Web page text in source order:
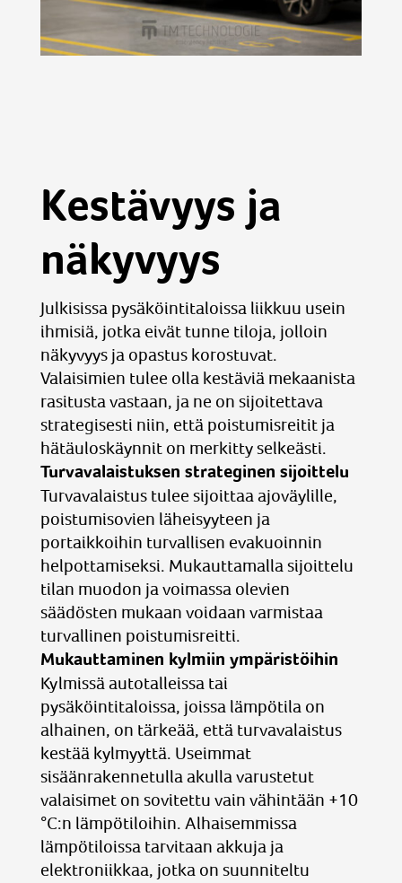
Kestävyys ja
näkyvyys
Julkisissa pysäköintitaloissa liikkuu usein
ihmisiä, jotka eivät tunne tiloja, jolloin
näkyvyys ja opastus korostuvat.
Valaisimien tulee olla kestäviä mekaanista
rasitusta vastaan, ja ne on sijoitettava
strategisesti niin, että poistumisreitit ja
hätäuloskäynnit on merkitty selkeästi.
Turvavalaistuksen strateginen sijoittelu
Turvavalaistus tulee sijoittaa ajoväylille,
poistumisovien läheisyyteen ja
portaikkoihin turvallisen evakuoinnin
helpottamiseksi. Mukauttamalla sijoittelu
tilan muodon ja voimassa olevien
säädösten mukaan voidaan varmistaa
turvallinen poistumisreitti.
Mukauttaminen kylmiin ympäristöihin
Kylmissä autotalleissa tai
pysäköintitaloissa, joissa lämpötila on
alhainen, on tärkeää, että turvavalaistus
kestää kylmyyttä. Useimmat
sisäänrakennetulla akulla varustetut
valaisimet on sovitettu vain vähintään +10
°C:n lämpötiloihin. Alhaisemmissa
lämpötiloissa tarvitaan akkuja ja
elektroniikkaa, jotka on suunniteltu